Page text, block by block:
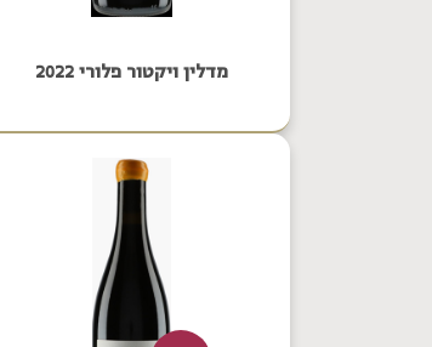
מדלין ויקטור פלורי 2022